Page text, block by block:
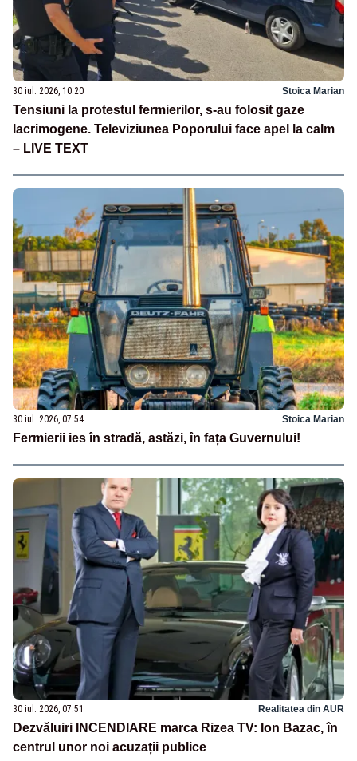
30 iul. 2026, 10:20 Stoica Marian
Tensiuni la protestul fermierilor, s-au folosit gaze
lacrimogene. Televiziunea Poporului face apel la calm
– LIVE TEXT
30 iul. 2026, 07:54 Stoica Marian
Fermierii ies în stradă, astăzi, în fața Guvernului!
30 iul. 2026, 07:51 Realitatea din AUR
Dezvăluiri INCENDIARE marca Rizea TV: Ion Bazac, în
centrul unor noi acuzații publice